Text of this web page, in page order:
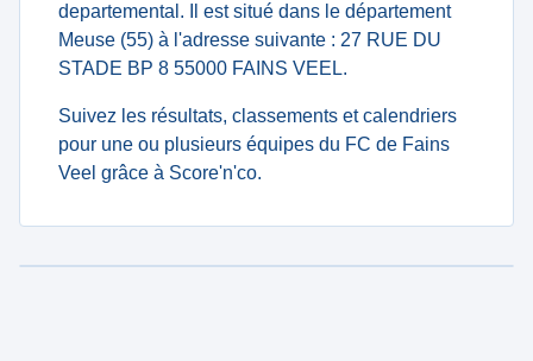
departemental. Il est situé dans le département
Meuse (55) à l'adresse suivante : 27 RUE DU
STADE BP 8 55000 FAINS VEEL.
Suivez les résultats, classements et calendriers
pour une ou plusieurs équipes du FC de Fains
Veel grâce à Score'n'co.